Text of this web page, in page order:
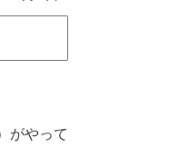
がやって